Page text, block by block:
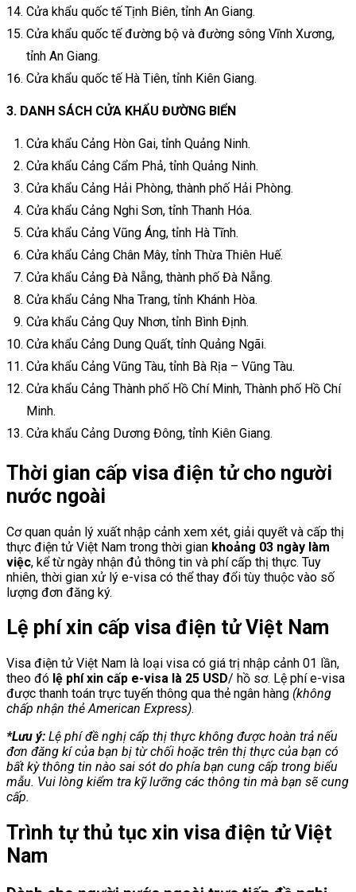
Cửa khẩu quốc tế Tịnh Biên, tỉnh An Giang.
Cửa khẩu quốc tế đường bộ và đường sông Vĩnh Xương,
tỉnh An Giang.
Cửa khẩu quốc tế Hà Tiên, tỉnh Kiên Giang.
3. DANH SÁCH CỬA KHẨU ĐƯỜNG BIỂN
Cửa khẩu Cảng Hòn Gai, tỉnh Quảng Ninh.
Cửa khẩu Cảng Cẩm Phả, tỉnh Quảng Ninh.
Cửa khẩu Cảng Hải Phòng, thành phố Hải Phòng.
Cửa khẩu Cảng Nghi Sơn, tỉnh Thanh Hóa.
Cửa khẩu Cảng Vũng Áng, tỉnh Hà Tĩnh.
Cửa khẩu Cảng Chân Mây, tỉnh Thừa Thiên Huế.
Cửa khẩu Cảng Đà Nẵng, thành phố Đà Nẵng.
Cửa khẩu Cảng Nha Trang, tỉnh Khánh Hòa.
Cửa khẩu Cảng Quy Nhơn, tỉnh Bình Định.
Cửa khẩu Cảng Dung Quất, tỉnh Quảng Ngãi.
Cửa khẩu Cảng Vũng Tàu, tỉnh Bà Rịa – Vũng Tàu.
Cửa khẩu Cảng Thành phố Hồ Chí Minh, Thành phố Hồ Chí
Minh.
Cửa khẩu Cảng Dương Đông, tỉnh Kiên Giang.
Thời gian cấp visa điện tử cho người
nước ngoài
Cơ quan quản lý xuất nhập cảnh xem xét, giải quyết và cấp thị
thực điện tử Việt Nam trong thời gian khoảng 03 ngày làm
việc, kể từ ngày nhận đủ thông tin và phí cấp thị thực. Tuy
nhiên, thời gian xử lý e-visa có thể thay đổi tùy thuộc vào số
lượng đơn đăng ký.
Lệ phí xin cấp visa điện tử Việt Nam
Visa điện tử Việt Nam là loại visa có giá trị nhập cảnh 01 lần,
theo đó lệ phí xin cấp e-visa là 25 USD/ hồ sơ. Lệ phí e-visa
được thanh toán trực tuyến thông qua thẻ ngân hàng (không
chấp nhận thẻ American Express).
*Lưu ý: Lệ phí đề nghị cấp thị thực không được hoàn trả nếu
đơn đăng kí của bạn bị từ chối hoặc trên thị thực của bạn có
bất kỳ thông tin nào sai sót do phía bạn cung cấp trong biểu
mẫu. Vui lòng kiểm tra kỹ lưỡng các thông tin mà bạn sẽ cung
cấp.
Trình tự thủ tục xin visa điện tử Việt
Nam